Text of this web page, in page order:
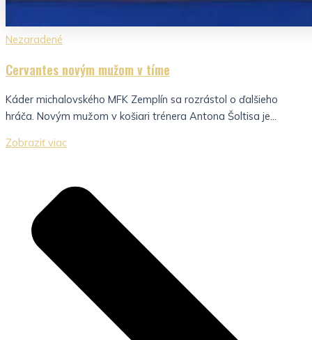
Nezaradené
Cervantes novým mužom v tíme
Káder michalovského MFK Zemplín sa rozrástol o ďalšieho
hráča. Novým mužom v košiari trénera Antona Šoltisa je...
Zobraziť viac